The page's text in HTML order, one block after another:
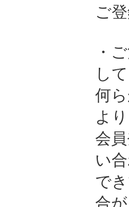
ご
・
し
何
よ
会
い
で
合